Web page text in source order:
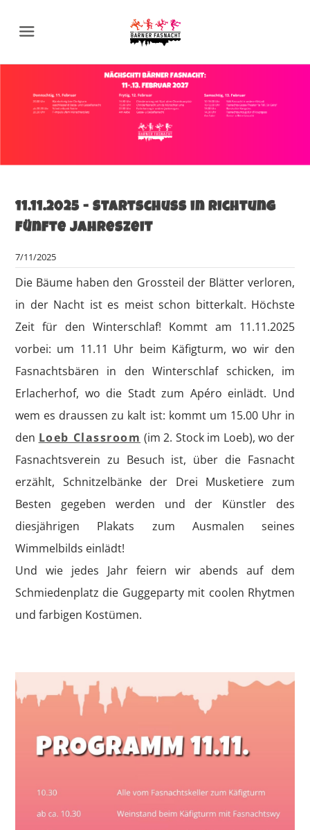
Menu
11.11.2025 - Startschuss in Richtung
fünfte Jahreszeit
7/11/2025
Die Bäume haben den Grossteil der Blätter verloren,
in der Nacht ist es meist schon bitterkalt. Höchste
Zeit für den Winterschlaf! Kommt am 11.11.2025
vorbei: um 11.11 Uhr beim Käfigturm, wo wir den
Fasnachtsbären in den Winterschlaf schicken, im
Erlacherhof, wo die Stadt zum Apéro einlädt. Und
wem es draussen zu kalt ist: kommt um 15.00 Uhr in
den Loeb Classroom (im 2. Stock im Loeb), wo der
Fasnachtsverein zu Besuch ist, über die Fasnacht
erzählt, Schnitzelbänke der Drei Musketiere zum
Besten gegeben werden und der Künstler des
diesjährigen Plakats zum Ausmalen seines
Wimmelbilds einlädt!
Und wie jedes Jahr feiern wir abends auf dem
Schmiedenplatz die Guggeparty mit coolen Rhytmen
und farbigen Kostümen.